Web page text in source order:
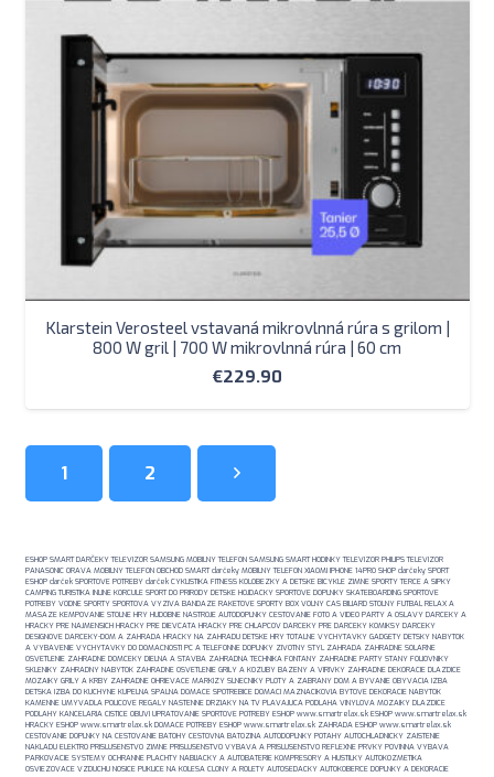
Klarstein Verosteel vstavaná mikrovlnná rúra s grilom |
800 W gril | 700 W mikrovlnná rúra | 60 cm
€229.90
1 2
ESHOP SMART DARČEKY TELEVIZOR SAMSUNG MOBILNY TELEFON SAMSUNG SMART HODINKY TELEVIZOR PHILIPS TELEVIZOR
PANASONIC ORAVA MOBILNY TELEFON OBCHOD SMART darčeky MOBILNY TELEFON XIAOMI IPHONE 14PRO SHOP darčeky SPORT
ESHOP darček SPORTOVE POTREBY darček CYKLISTIKA FITNESS KOLOBEZKY A DETSKE BICYKLE ZIMNE SPORTY TERCE A SIPKY
CAMPING TURISTIKA INLINE KORCULE SPORT DO PRIRODY DETSKE HOJDACKY SPORTOVE DOPLNKY SKATEBOARDING SPORTOVE
POTREBY VODNE SPORTY SPORTOVA VYZIVA BANDAZE RAKETOVE SPORTY BOX VOLNY CAS BILIARD STOLNY FUTBAL RELAX A
MASAZE KEMPOVANIE STOLNE HRY HUDOBNE NASTROJE AUTODOPLNKY CESTOVANIE FOTO A VIDEO PARTY A OSLAVY DARCEKY A
HRACKY PRE NAJMENSICH HRACKY PRE DIEVCATA HRACKY PRE CHLAPCOV DARCEKY PRE DARCEKY KOMIKSY DARCEKY
DESIGNOVE DARCEKY-DOM A ZAHRADA HRACKY NA ZAHRADU DETSKE HRY TOTALNE VYCHYTAVKY GADGETY DETSKY NABYTOK
A VYBAVENIE VYCHYTAVKY DO DOMACNOSTI PC A TELEFONNE DOPLNKY ZIVOTNY STYL ZAHRADA ZAHRADNE SOLARNE
OSVETLENIE ZAHRADNE DOMCEKY DIELNA A STAVBA ZAHRADNA TECHNIKA FONTANY ZAHRADNE PARTY STANY FOLIOVNIKY
SKLENIKY ZAHRADNY NABYTOK ZAHRADNE OSVETLENIE GRILY A KOZUBY BAZENY A VIRIVKY ZAHRADNE DEKORACIE DLAZDICE
MOZAIKY GRILY A KRBY ZAHRADNE OHRIEVACE MARKIZY SLNECNIKY PLOTY A ZABRANY DOM A BYVANIE OBYVACIA IZBA
DETSKA IZBA DO KUCHYNE KUPELNA SPALNA DOMACE SPOTREBICE DOMACI MAZNACIKOVIA BYTOVE DEKORACIE NABYTOK
KAMENNE UMYVADLA POLICOVE REGALY NASTENNE DRZIAKY NA TV PLAVAJUCA PODLAHA VINYLOVA MOZAIKY DLAZDICE
PODLAHY KANCELARIA CISTICE OBUVI UPRATOVANIE SPORTOVE POTREBY ESHOP www.smartrelax.sk ESHOP www.smartrelax.sk
HRACKY ESHOP www.smartrelax.sk DOMACE POTREBY ESHOP www.smartrelax.sk ZAHRADA ESHOP www.smartrelax.sk
CESTOVANIE DOPLNKY NA CESTOVANIE BATOHY CESTOVNA BATOZINA AUTODOPLNKY POTAHY AUTOCHLADNICKY ZAISTENIE
NAKLADU ELEKTRO PRISLUSENSTVO ZIMNE PRISLUSENSTVO VYBAVA A PRISLUSENSTVO REFLEXNE PRVKY POVINNA VYBAVA
PARKOVACIE SYSTEMY OCHRANNE PLACHTY NABIJACKY A AUTOBATERIE KOMPRESORY A HUSTILKY AUTOKOZMETIKA
OSVIEZOVACE VZDUCHU NOSICE PUKLICE NA KOLESA CLONY A ROLETY AUTOSEDACKY AUTOKOBERCE DOPLNKY A DEKORACIE